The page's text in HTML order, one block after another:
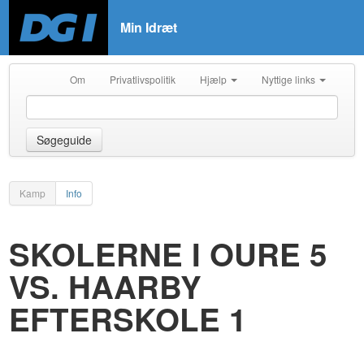
Min Idræt
Om Privatlivspolitik Hjælp Nyttige links
Søgeguide
Kamp Info
SKOLERNE I OURE 5
VS. HAARBY
EFTERSKOLE 1